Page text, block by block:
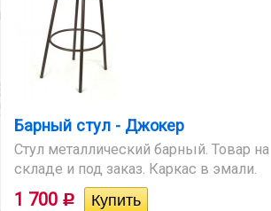
Барный стул - Джокер
Стул металлический барный. Товар на
складе и под заказ. Каркас в эмали.
1 700 Р